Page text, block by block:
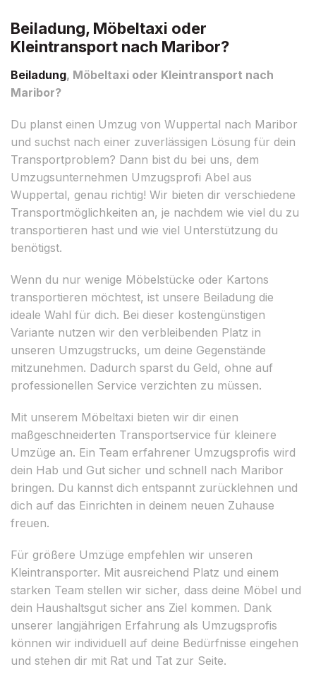
Beiladung, Möbeltaxi oder
Kleintransport nach Maribor?
Beiladung, Möbeltaxi oder Kleintransport nach
Maribor?
Du planst einen Umzug von Wuppertal nach Maribor
und suchst nach einer zuverlässigen Lösung für dein
Transportproblem? Dann bist du bei uns, dem
Umzugsunternehmen Umzugsprofi Abel aus
Wuppertal, genau richtig! Wir bieten dir verschiedene
Transportmöglichkeiten an, je nachdem wie viel du zu
transportieren hast und wie viel Unterstützung du
benötigst.
Wenn du nur wenige Möbelstücke oder Kartons
transportieren möchtest, ist unsere Beiladung die
ideale Wahl für dich. Bei dieser kostengünstigen
Variante nutzen wir den verbleibenden Platz in
unseren Umzugstrucks, um deine Gegenstände
mitzunehmen. Dadurch sparst du Geld, ohne auf
professionellen Service verzichten zu müssen.
Mit unserem Möbeltaxi bieten wir dir einen
maßgeschneiderten Transportservice für kleinere
Umzüge an. Ein Team erfahrener Umzugsprofis wird
dein Hab und Gut sicher und schnell nach Maribor
bringen. Du kannst dich entspannt zurücklehnen und
dich auf das Einrichten in deinem neuen Zuhause
freuen.
Für größere Umzüge empfehlen wir unseren
Kleintransporter. Mit ausreichend Platz und einem
starken Team stellen wir sicher, dass deine Möbel und
dein Haushaltsgut sicher ans Ziel kommen. Dank
unserer langjährigen Erfahrung als Umzugsprofis
können wir individuell auf deine Bedürfnisse eingehen
und stehen dir mit Rat und Tat zur Seite.